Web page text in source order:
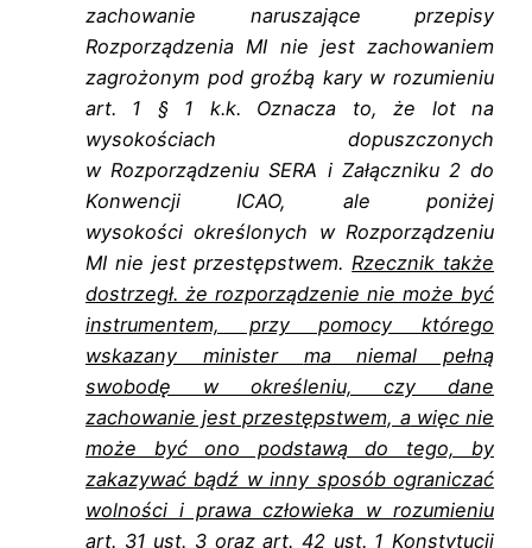
zachowanie naruszające przepisy
Rozporządzenia MI nie jest zachowaniem
zagrożonym pod groźbą kary w rozumieniu
art. 1 § 1 k.k. Oznacza to, że lot na
wysokościach dopuszczonych
wRozporządzeniu SERA i Załączniku 2 do
Konwencji ICAO, ale poniżej
wysokościokreślonych w Rozporządzeniu
MI nie jest przestępstwem.Rzecznik także
dostrzegł. że rozporządzenie nie może być
instrumentem, przy pomocy którego
wskazany minister ma niemal pełną
swobodę w określeniu, czy dane
zachowanie jest przestępstwem, awięc nie
może być ono podstawą do tego, by
zakazywać bądź w inny sposób ograniczać
wolności i prawa człowieka w rozumieniu
art. 31 ust. 3 oraz art. 42 ust. 1 Konstytucji